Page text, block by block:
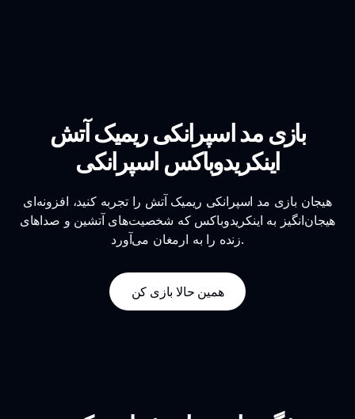
بازی مد اسپرانکی ریمیک آتش
اینکریدوباکس اسپرانکی
هیجان بازی مد اسپرانکی ریمیک آتش را تجربه کنید، افزونه‌ای
هیجان‌انگیز به اینکریدوباکس که شخصیت‌های آتشین و صداهای
زنده را به ارمغان می‌آورد.
همین حالا بازی کن